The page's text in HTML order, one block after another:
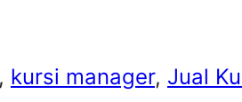
kursi manager, Jual